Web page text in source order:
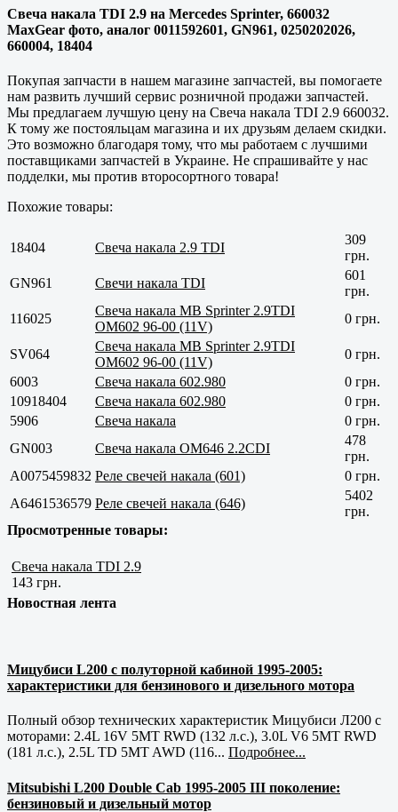
Свеча накала TDI 2.9 на Mercedes Sprinter, 660032
MaxGear фото, аналог 0011592601, GN961, 0250202026,
660004, 18404
Покупая запчасти в нашем магазине запчастей, вы помогаете
нам развить лучший сервис розничной продажи запчастей.
Мы предлагаем лучшую цену на Свеча накала TDI 2.9 660032.
К тому же постояльцам магазина и их друзьям делаем скидки.
Это возможно благодаря тому, что мы работаем с лучшими
поставщиками запчастей в Украине. Не спрашивайте у нас
подделки, мы против второсортного товара!
Похожие товары:
18404 Свеча накала 2.9 TDI
309
грн.
GN961
Свечи накала TDI
601
грн.
116025
Свеча накала MB Sprinter 2.9TDI
OM602 96-00 (11V)
0 грн.
SV064
Свеча накала MB Sprinter 2.9TDI
OM602 96-00 (11V)
0 грн.
6003
Свеча накала 602.980
0 грн.
10918404
Свеча накала 602.980
0 грн.
5906
Свеча накала
0 грн.
GN003
Свеча накала OM646 2.2CDI
478
грн.
A0075459832 Реле свечей накала (601)
0 грн.
A6461536579 Реле свечей накала (646)
5402
грн.
Просмотренные товары:
Свеча накала TDI 2.9
143 грн.
Новостная лента
Мицубиси L200 с полуторной кабиной 1995-2005:
характеристики для бензинового и дизельного мотора
Полный обзор технических характеристик Мицубиси Л200 с
моторами: 2.4L 16V 5MT RWD (132 л.с.), 3.0L V6 5MT RWD
(181 л.с.), 2.5L TD 5MT AWD (116... Подробнее...
Mitsubishi L200 Double Cab 1995-2005 III поколение:
бензиновый и дизельный мотор